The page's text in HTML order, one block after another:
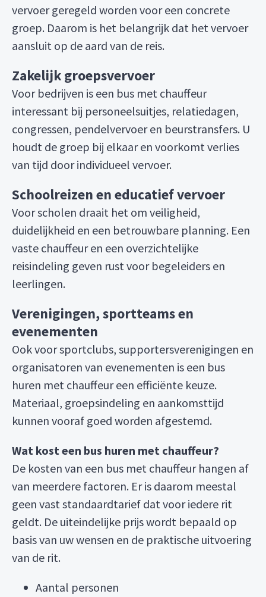
vervoer geregeld worden voor een concrete
groep. Daarom is het belangrijk dat het vervoer
aansluit op de aard van de reis.
Zakelijk groepsvervoer
Voor bedrijven is een bus met chauffeur
interessant bij personeelsuitjes, relatiedagen,
congressen, pendelvervoer en beurstransfers. U
houdt de groep bij elkaar en voorkomt verlies
van tijd door individueel vervoer.
Schoolreizen en educatief vervoer
Voor scholen draait het om veiligheid,
duidelijkheid en een betrouwbare planning. Een
vaste chauffeur en een overzichtelijke
reisindeling geven rust voor begeleiders en
leerlingen.
Verenigingen, sportteams en
evenementen
Ook voor sportclubs, supportersverenigingen en
organisatoren van evenementen is een bus
huren met chauffeur een efficiënte keuze.
Materiaal, groepsindeling en aankomsttijd
kunnen vooraf goed worden afgestemd.
Wat kost een bus huren met chauffeur?
De kosten van een bus met chauffeur hangen af
van meerdere factoren. Er is daarom meestal
geen vast standaardtarief dat voor iedere rit
geldt. De uiteindelijke prijs wordt bepaald op
basis van uw wensen en de praktische uitvoering
van de rit.
Aantal personen